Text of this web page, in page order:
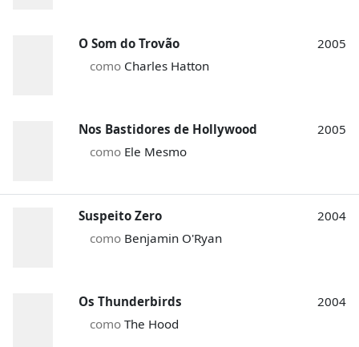
O Som do Trovão
como Charles Hatton
2005
Nos Bastidores de Hollywood
como Ele Mesmo
2005
Suspeito Zero
como Benjamin O'Ryan
2004
Os Thunderbirds
como The Hood
2004